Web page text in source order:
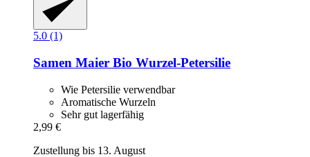
5.0 (1)
Samen Maier Bio Wurzel-​Petersilie
Wie Petersilie verwendbar
Aromatische Wurzeln
Sehr gut lagerfähig
2,99 €
Zustellung bis 13. August